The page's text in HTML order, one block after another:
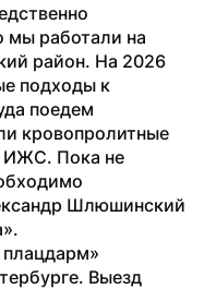
мы работали на
район. На 2026
подходы к
поедем
кровопролитные
ИЖС. Пока не
Шлюшинский
Выезд